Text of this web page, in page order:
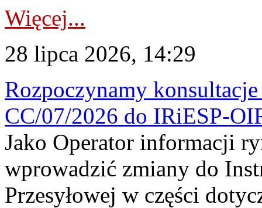
Więcej...
28 lipca 2026, 14:29
Rozpoczynamy
CC/07/2026 do IRiESP-
Jako Operator informacji
wprowadzić zmiany do
Przesyłowej w części